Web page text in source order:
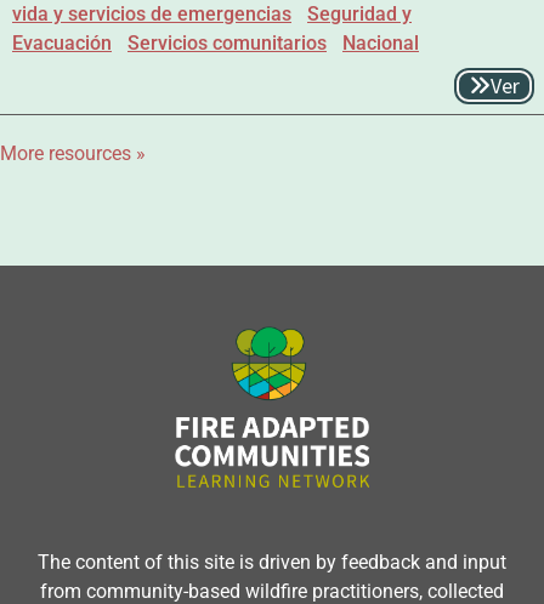
vida y servicios de emergencias
Seguridad y
Evacuación
Servicios comunitarios Nacional
Ver
More resources »
The content of this site is driven by feedback and input
from community-based wildfire practitioners, collected